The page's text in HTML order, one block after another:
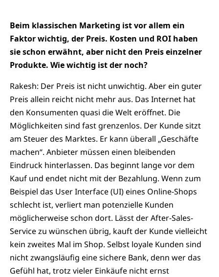
Beim klassischen Marketing ist vor allem ein
Faktor wichtig, der Preis. Kosten und ROI haben
sie schon erwähnt, aber nicht den Preis einzelner
Produkte. Wie wichtig ist der noch?
Rakesh: Der Preis ist nicht unwichtig. Aber ein guter
Preis allein reicht nicht mehr aus. Das Internet hat
den Konsumenten quasi die Welt eröffnet. Die
Möglichkeiten sind fast grenzenlos. Der Kunde sitzt
am Steuer des Marktes. Er kann überall „Geschäfte
machen“. Anbieter müssen einen bleibenden
Eindruck hinterlassen. Das beginnt lange vor dem
Kauf und endet nicht mit der Bezahlung. Wenn zum
Beispiel das User Interface (UI) eines Online-Shops
schlecht ist, verliert man potenzielle Kunden
möglicherweise schon dort. Lässt der After-Sales-
Service zu wünschen übrig, kauft der Kunde vielleicht
kein zweites Mal im Shop. Selbst loyale Kunden sind
nicht zwangsläufig eine sichere Bank, denn wer das
Gefühl hat, trotz vieler Einkäufe nicht ernst